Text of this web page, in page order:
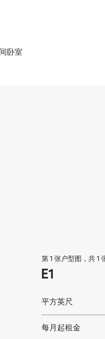
卧室
第 1 张户型图，共 1
E1
平方英尺
每月起租金